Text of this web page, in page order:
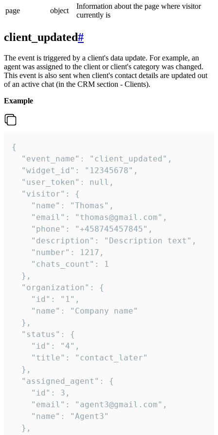
page
object
Information about the page where visitor
currently is
client_updated#
The event is triggered by a client's data update. For example, an
agent was assigned to the client or client's category was changed.
This event is also sent when client's contact details are updated out
of an active chat (in the CRM section - Clients).
Example
{
  "event_name": "client_updated",
  "widget_id": "12345678",
  "user_token": null,
  "visitor": {
    "name": "Thomas",
    "email": "thomas@gmail.com",
    "phone": "+458745457845",
    "description": "Description text",
    "number": 1217,
    "chats_count": 1
  },
  "organization": {
    "id": "1",
    "name": "Company name"
  },
  "status": {
    "id": "4",
    "title": "contact_later"
  },
  "assigned_agent": {
    "id": 3,
    "email": "agent3@gmail.com",
    "name": "Agent3"
  },